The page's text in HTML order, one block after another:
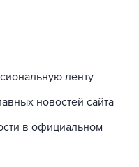
ленту
новостей сайта
в официальном